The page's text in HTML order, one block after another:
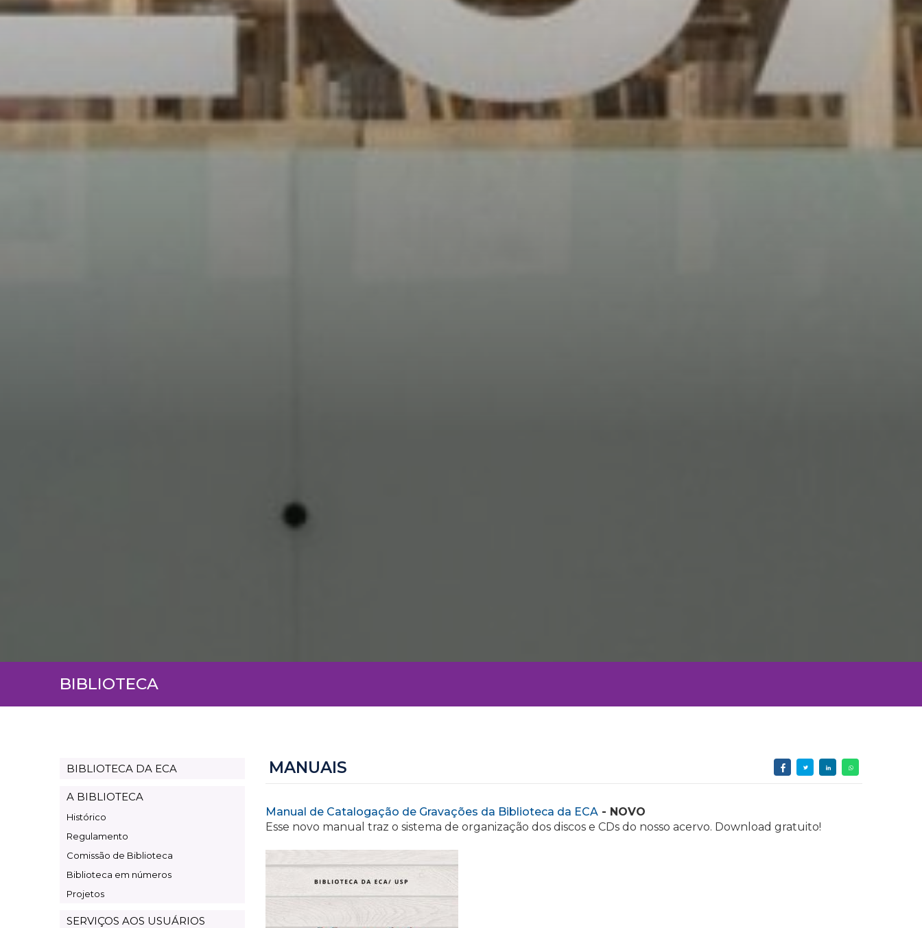
BIBLIOTECA
Biblioteca
BIBLIOTECA DA ECA
A BIBLIOTECA
Histórico
Regulamento
Comissão de Biblioteca
Biblioteca em números
Projetos
SERVIÇOS AOS USUÁRIOS
MANUAIS
Manual de Catalogação de Gravações da Biblioteca da ECA - NOVO
Esse novo manual traz o sistema de organização dos discos e CDs do nosso acervo. Download gratuito!